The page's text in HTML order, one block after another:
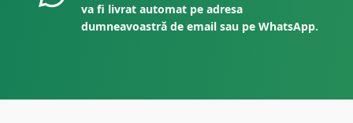
va fi livrat automat pe adresa
dumneavoastră de email sau pe WhatsApp.